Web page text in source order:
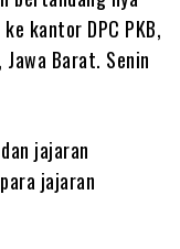
kantor DPC PKB,
Barat. Senin
jajaran
jajaran